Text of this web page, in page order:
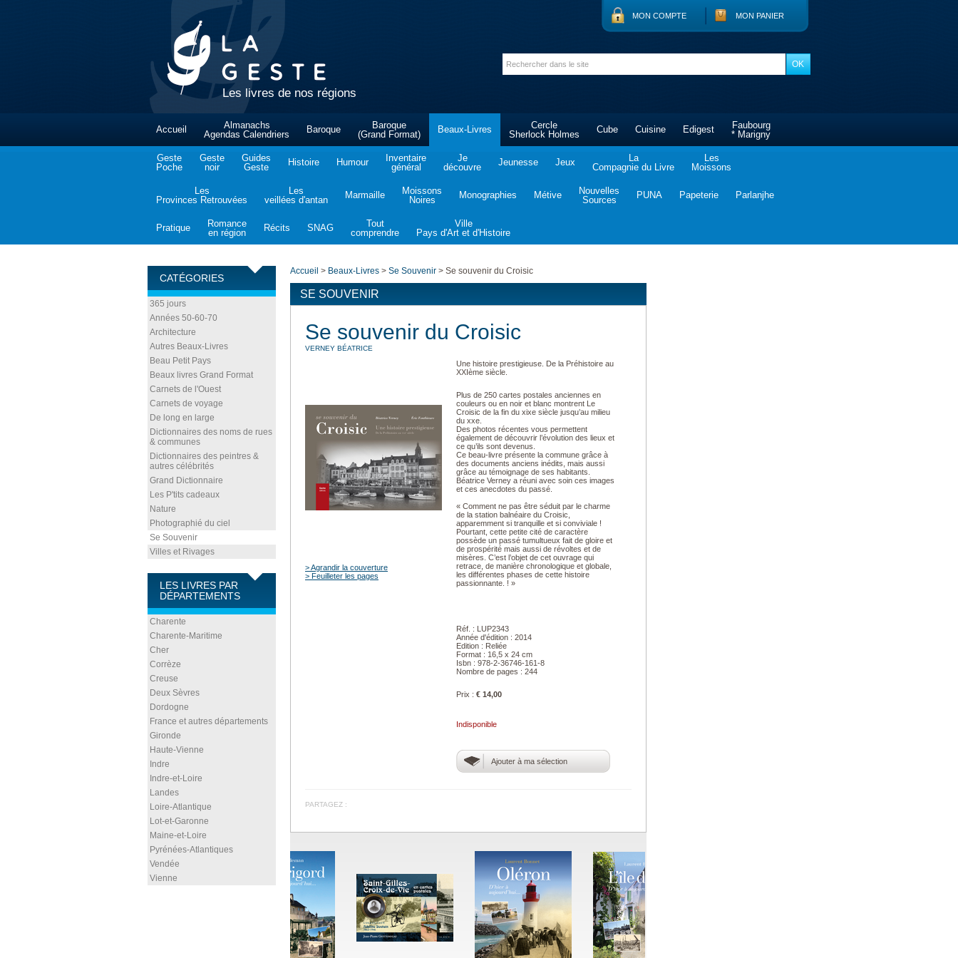
Les livres de nos régions
MON COMPTE MON PANIER
Accueil
Almanachs
Agendas Calendriers
Baroque
Baroque
(Grand Format)
Beaux-Livres
Cercle
Sherlock Holmes
Cube Cuisine Edigest
Faubourg
* Marigny
Geste
Poche
Geste
noir
Guides
Geste
Histoire Humour
Inventaire
général
Je
découvre
Jeunesse Jeux
La
Compagnie du Livre
Les
Moissons
Les
Provinces Retrouvées
Les
veillées d'antan
Marmaille
Moissons
Noires
Monographies Métive
Nouvelles
Sources
PUNA Papeterie Parlanjhe
Pratique
Romance
en région
Récits SNAG
Tout
comprendre
Ville
Pays d'Art et d'Histoire
CATÉGORIES
365 jours
Années 50-60-70
Architecture
Autres Beaux-Livres
Beau Petit Pays
Beaux livres Grand Format
Carnets de l'Ouest
Carnets de voyage
De long en large
Dictionnaires des noms de rues
& communes
Dictionnaires des peintres &
autres célébrités
Grand Dictionnaire
Les P'tits cadeaux
Nature
Photographié du ciel
Se Souvenir
Villes et Rivages
LES LIVRES PAR
DÉPARTEMENTS
Charente
Charente-Maritime
Cher
Corrèze
Creuse
Deux Sèvres
Dordogne
France et autres départements
Gironde
Haute-Vienne
Indre
Indre-et-Loire
Landes
Loire-Atlantique
Lot-et-Garonne
Maine-et-Loire
Pyrénées-Atlantiques
Vendée
Vienne
Accueil > Beaux-Livres > Se Souvenir > Se souvenir du Croisic
SE SOUVENIR
Se souvenir du Croisic
VERNEY BÉATRICE
> Agrandir la couverture
> Feuilleter les pages
Une histoire prestigieuse. De la Préhistoire au
XXIème siècle.
Plus de 250 cartes postales anciennes en
couleurs ou en noir et blanc montrent Le
Croisic de la fin du xixe siècle jusqu’au milieu
du xxe.
Des photos récentes vous permettent
également de découvrir l’évolution des lieux et
ce qu’ils sont devenus.
Ce beau-livre présente la commune grâce à
des documents anciens inédits, mais aussi
grâce au témoignage de ses habitants.
Béatrice Verney a réuni avec soin ces images
et ces anecdotes du passé.
« Comment ne pas être séduit par le charme
de la station balnéaire du Croisic,
apparemment si tranquille et si conviviale !
Pourtant, cette petite cité de caractère
possède un passé tumultueux fait de gloire et
de prospérité mais aussi de révoltes et de
misères. C’est l’objet de cet ouvrage qui
retrace, de manière chronologique et globale,
les différentes phases de cette histoire
passionnante. ! »
Réf. : LUP2343
Année d'édition : 2014
Edition : Reliée
Format : 16,5 x 24 cm
Isbn : 978-2-36746-161-8
Nombre de pages : 244
Prix : € 14,00
Indisponible
Ajouter à ma sélection
PARTAGEZ :